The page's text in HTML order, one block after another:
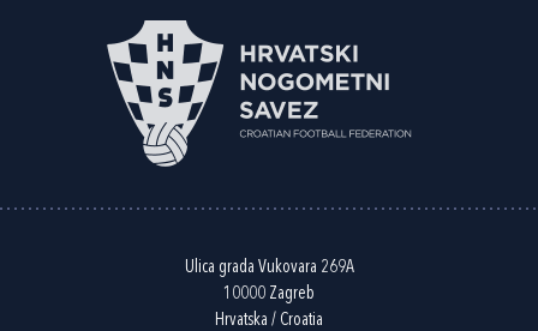
Ulica grada Vukovara 269A
10000 Zagreb
Hrvatska / Croatia